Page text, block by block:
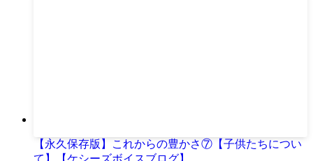
【永久保存版】これからの豊かさ⑦【子供たちについ
て】【ケシーズボイスブログ】